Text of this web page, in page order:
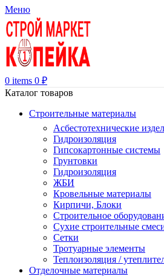
Меню
0 items 0 ₽
Каталог товаров
Строительные материалы
Асбестотехнические
Гидроизоляция
Гипсокартонные системы
Грунтовки
Гидроизоляция
ЖБИ
Кровельные материалы
Кирпичи, Блоки
Строительное
Сухие строительные
Сетки
Тротуарные элементы
Теплоизоляция /
Отделочные материалы